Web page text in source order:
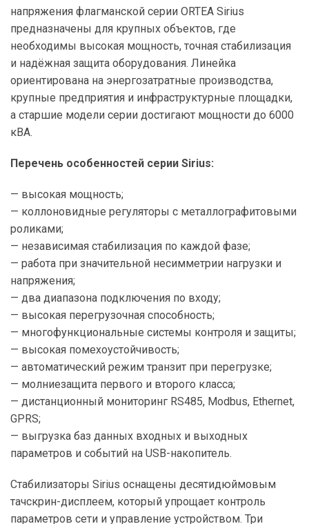
напряжения флагманской серии ORTEA Sirius
предназначены для крупных объектов, где
необходимы высокая мощность, точная стабилизация
и надёжная защита оборудования. Линейка
ориентирована на энергозатратные производства,
крупные предприятия и инфраструктурные площадки,
а старшие модели серии достигают мощности до 6000
кВА.
Перечень особенностей серии Sirius:
— высокая мощность;
— коллоновидные регуляторы с металлографитовыми
роликами;
— независимая стабилизация по каждой фазе;
— работа при значительной несимметрии нагрузки и
напряжения;
— два диапазона подключения по входу;
— высокая перегрузочная способность;
— многофункциональные системы контроля и защиты;
— высокая помехоустойчивость;
— автоматический режим транзит при перегрузке;
— молниезащита первого и второго класса;
— дистанционный мониторинг RS485, Modbus, Ethernet,
GPRS;
— выгрузка баз данных входных и выходных
параметров и событий на USB-накопитель.
Стабилизаторы Sirius оснащены десятидюймовым
тачскрин-дисплеем, который упрощает контроль
параметров сети и управление устройством. Три